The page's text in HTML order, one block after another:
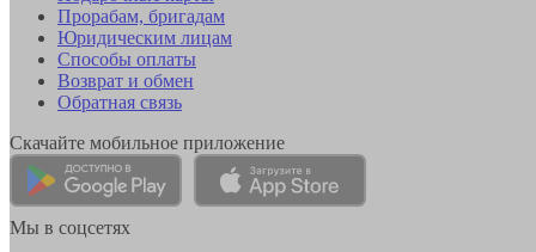
Прорабам, бригадам
Юридическим лицам
Способы оплаты
Возврат и обмен
Обратная связь
Скачайте мобильное приложение
Мы в соцсетях